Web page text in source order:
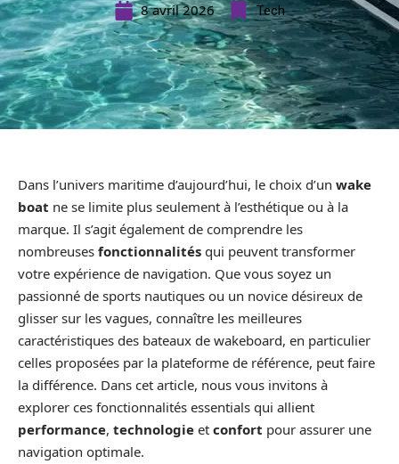
8 avril 2026 Tech
Dans l’univers maritime d’aujourd’hui, le choix d’un wake
boat ne se limite plus seulement à l’esthétique ou à la
marque. Il s’agit également de comprendre les
nombreuses fonctionnalités qui peuvent transformer
votre expérience de navigation. Que vous soyez un
passionné de sports nautiques ou un novice désireux de
glisser sur les vagues, connaître les meilleures
caractéristiques des bateaux de wakeboard, en particulier
celles proposées par la plateforme de référence, peut faire
la différence. Dans cet article, nous vous invitons à
explorer ces fonctionnalités essentials qui allient
performance, technologie et confort pour assurer une
navigation optimale.